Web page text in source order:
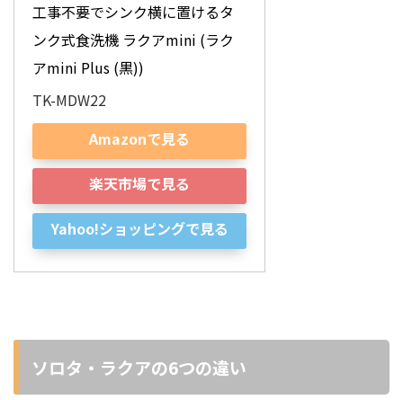
工事不要でシンク横に置けるタ
ンク式食洗機 ラクアmini (ラク
アmini Plus (黒))
TK-MDW22
Amazonで見る
楽天市場で見る
Yahoo!ショッピングで見る
ソロタ・ラクアの6つの違い